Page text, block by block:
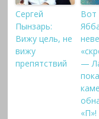
Сергей
Пынзарь:
Вижу цель, не
вижу
препятствий
Вот
—
«П»!